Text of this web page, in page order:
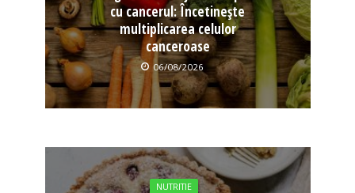
cu cancerul: Încetinește
multiplicarea celulor
canceroase
06/08/2026
NUTRITIE